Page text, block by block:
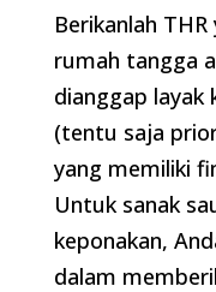
Berikanlah
rumah tangga
dianggap layak
(tentu saja
yang memiliki
Untuk sanak
keponakan,
dalam